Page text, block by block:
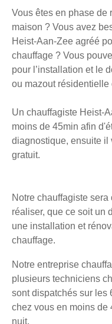
Vous êtes en phase de
maison ? Vous avez
Heist-Aan-Zee agréé
chauffage ? Vous
pour l’installation et le
ou mazout résidentielle
Un chauffagiste Heist-
moins de 45min afin
diagnostique, ensuite il
gratuit.
Notre chauffagiste
réaliser, que ce soit un
une installation et
chauffage.
Notre entreprise
plusieurs techniciens
sont dispatchés sur les
chez vous en moins de
nuit.